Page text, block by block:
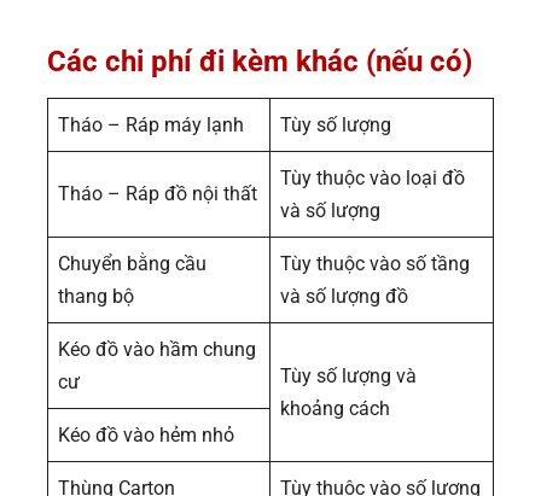
Các chi phí đi kèm khác (nếu có)
Tháo – Ráp máy lạnh Tùy số lượng
Tháo – Ráp đồ nội thất
Tùy thuộc vào loại đồ
và số lượng
Chuyển bằng cầu
thang bộ
Tùy thuộc vào số tầng
và số lượng đồ
Kéo đồ vào hầm chung
cư
Tùy số lượng và
khoảng cách
Kéo đồ vào hẻm nhỏ
Thùng Carton
Tùy thuộc vào số lượng